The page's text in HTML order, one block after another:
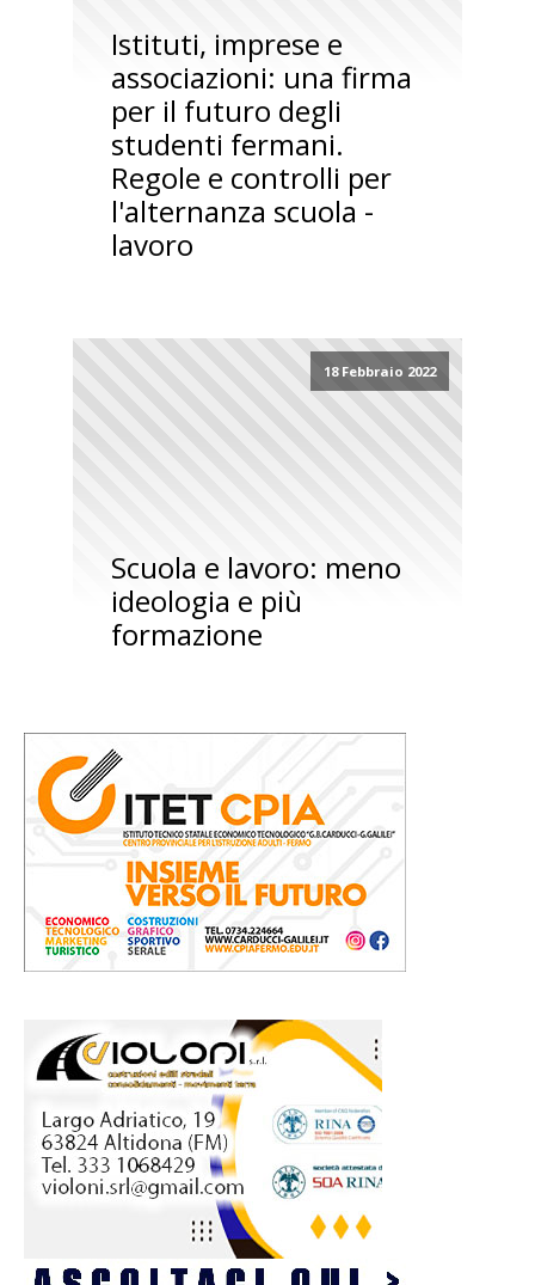
Istituti, imprese e
associazioni: una firma
per il futuro degli
studenti fermani.
Regole e controlli per
l'alternanza scuola -
lavoro
18 Febbraio 2022
Scuola e lavoro: meno
ideologia e più
formazione